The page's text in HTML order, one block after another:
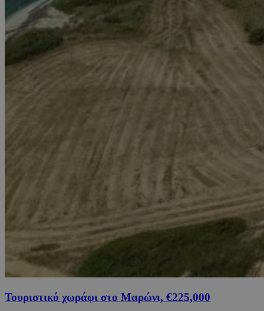
Τουριστικό χωράφι στο Μαρώνι, €225,000